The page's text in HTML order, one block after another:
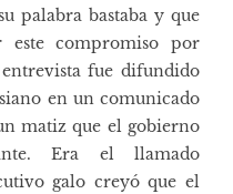
palabra bastaba y que
este compromiso por
fue difundido
en un comunicado
matiz que el gobierno
Era el llamado
galo creyó que el